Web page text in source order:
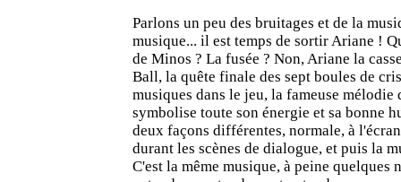
Parlons un peu des bruitages et de la
musique... il est temps de sortir Ariane !
de Minos ? La fusée ? Non, Ariane la
Ball, la quête finale des sept boules de
musiques dans le jeu, la fameuse mélodie
symbolise toute son énergie et sa bonne
deux façons différentes, normale, à
durant les scènes de dialogue, et puis la
C'est la même musique, à peine quelques